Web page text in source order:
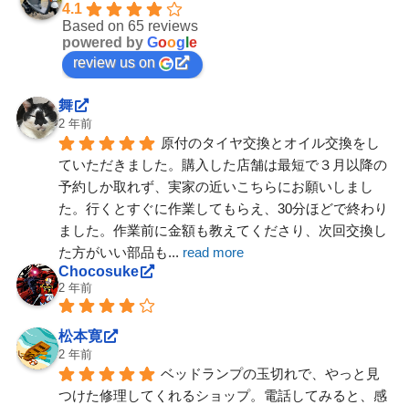
4.1
Based on 65 reviews
powered by Goog e
review us on
舞
2 年前
原付のタイヤ交換とオイル交換をし
ていただきました。購入した店舗は最短で３月以降の
予約しか取れず、実家の近いこちらにお願いしまし
た。行くとすぐに作業してもらえ、30分ほどで終わり
ました。作業前に金額も教えてくださり、次回交換し
た方がいい部品も... read more
Chocosuke
2 年前
松本寛
2 年前
ベッドランプの玉切れで、やっと見
つけた修理してくれるショップ。電話してみると、感